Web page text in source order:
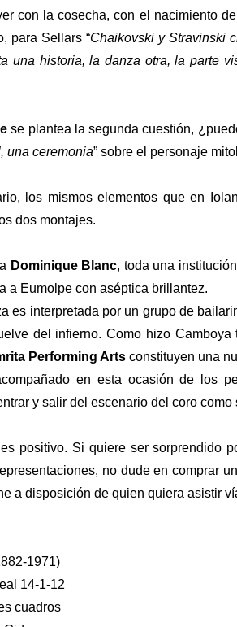
con la cosecha, con el nacimiento
para Sellars “Chaikovski y Stravinski
una historia, la danza otra, la parte
se plantea la segunda cuestión,
una ceremonia” sobre el personaje
los mismos elementos que en
dos montajes.
Dominique Blanc, toda una
a Eumolpe con aséptica brillantez.
es interpretada por un grupo de
del infierno. Como hizo
Performing Artsconstituyen una
en esta ocasión de los
y salir del escenario del coro como
positivo. Si quiere ser sorprendido
no dude en comprar
a disposición de quien quiera asistir
1971)
14-1-12
cuadros